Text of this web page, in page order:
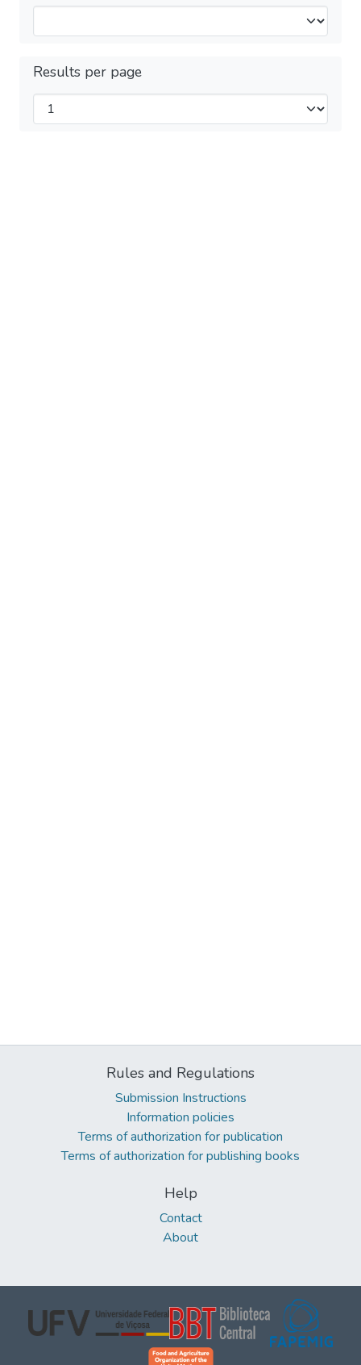
Results per page
Rules and Regulations
Submission Instructions
Information policies
Terms of authorization for publication
Terms of authorization for publishing books
Help
Contact
About